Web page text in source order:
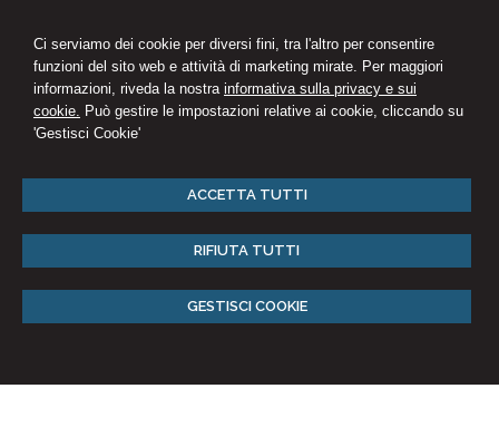
Ci serviamo dei cookie per diversi fini, tra l'altro per consentire
funzioni del sito web e attività di marketing mirate. Per maggiori
informazioni, riveda la nostra informativa sulla privacy e sui
cookie. Può gestire le impostazioni relative ai cookie, cliccando su
'Gestisci Cookie'
ACCETTA TUTTI
RIFIUTA TUTTI
GESTISCI COOKIE